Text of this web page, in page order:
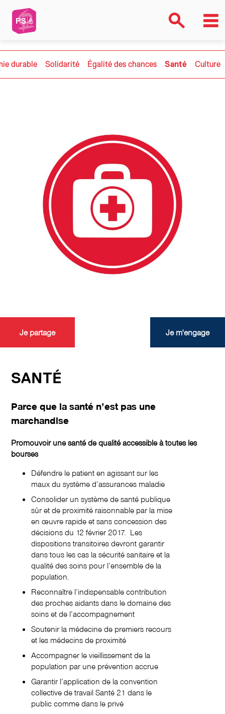
durable Solidarité Égalité des chances Santé Culture
SANTÉ
Parce que la santé n’est pas une
marchandise
Promouvoir une santé de qualité accessible à toutes les
bourses
Défendre le patient en agissant sur les
maux du système d’assurances maladie
Consolider un système de santé publique
sûr et de proximité raisonnable par la mise
en œuvre rapide et sans concession des
décisions du 12 février 2017. Les
dispositions transitoires devront garantir
dans tous les cas la sécurité sanitaire et la
qualité des soins pour l’ensemble de la
population.
Reconnaître l’indispensable contribution
des proches aidants dans le domaine des
soins et de l’accompagnement
Soutenir la médecine de premiers recours
et les médecins de proximité
Accompagner le vieillissement de la
population par une prévention accrue
Garantir l’application de la convention
collective de travail Santé 21 dans le
public comme dans le privé
Je partage Je m'engage